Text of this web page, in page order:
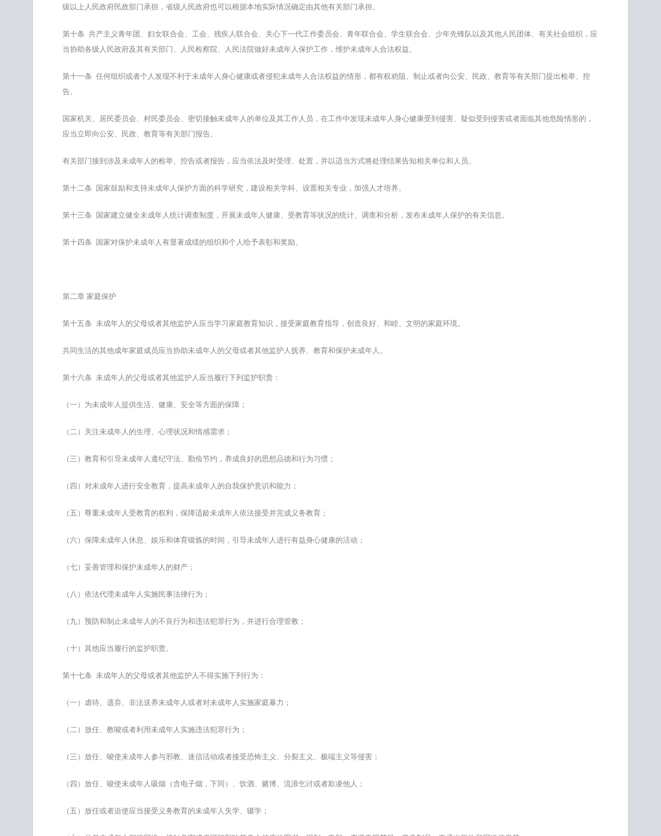
级以上人民政府民政部门承担，省级人民政府也可以根据本地实际情况确定由其他有关部门承担。
第十条 共产主义青年团、妇女联合会、工会、残疾人联合会、关心下一代工作委员会、青年联合会、学生联合会、少年先锋队以及其他人民团体、有关社会组织，应
当协助各级人民政府及其有关部门、人民检察院、人民法院做好未成年人保护工作，维护未成年人合法权益。
第十一条 任何组织或者个人发现不利于未成年人身心健康或者侵犯未成年人合法权益的情形，都有权劝阻、制止或者向公安、民政、教育等有关部门提出检举、控
告。
国家机关、居民委员会、村民委员会、密切接触未成年人的单位及其工作人员，在工作中发现未成年人身心健康受到侵害、疑似受到侵害或者面临其他危险情形的，
应当立即向公安、民政、教育等有关部门报告。
有关部门接到涉及未成年人的检举、控告或者报告，应当依法及时受理、处置，并以适当方式将处理结果告知相关单位和人员。
第十二条 国家鼓励和支持未成年人保护方面的科学研究，建设相关学科、设置相关专业，加强人才培养。
第十三条 国家建立健全未成年人统计调查制度，开展未成年人健康、受教育等状况的统计、调查和分析，发布未成年人保护的有关信息。
第十四条 国家对保护未成年人有显著成绩的组织和个人给予表彰和奖励。
第二章 家庭保护
第十五条 未成年人的父母或者其他监护人应当学习家庭教育知识，接受家庭教育指导，创造良好、和睦、文明的家庭环境。
共同生活的其他成年家庭成员应当协助未成年人的父母或者其他监护人抚养、教育和保护未成年人。
第十六条 未成年人的父母或者其他监护人应当履行下列监护职责：
（一）为未成年人提供生活、健康、安全等方面的保障；
（二）关注未成年人的生理、心理状况和情感需求；
（三）教育和引导未成年人遵纪守法、勤俭节约，养成良好的思想品德和行为习惯；
（四）对未成年人进行安全教育，提高未成年人的自我保护意识和能力；
（五）尊重未成年人受教育的权利，保障适龄未成年人依法接受并完成义务教育；
（六）保障未成年人休息、娱乐和体育锻炼的时间，引导未成年人进行有益身心健康的活动；
（七）妥善管理和保护未成年人的财产；
（八）依法代理未成年人实施民事法律行为；
（九）预防和制止未成年人的不良行为和违法犯罪行为，并进行合理管教；
（十）其他应当履行的监护职责。
第十七条 未成年人的父母或者其他监护人不得实施下列行为：
（一）虐待、遗弃、非法送养未成年人或者对未成年人实施家庭暴力；
（二）放任、教唆或者利用未成年人实施违法犯罪行为；
（三）放任、唆使未成年人参与邪教、迷信活动或者接受恐怖主义、分裂主义、极端主义等侵害；
（四）放任、唆使未成年人吸烟（含电子烟，下同）、饮酒、赌博、流浪乞讨或者欺凌他人；
（五）放任或者迫使应当接受义务教育的未成年人失学、辍学；